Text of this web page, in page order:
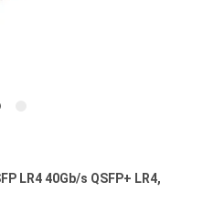
LR4 40Gb/s QSFP+ LR4,